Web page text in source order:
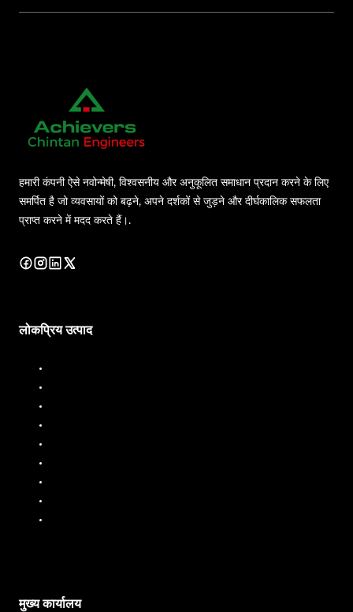
हमारी कंपनी ऐसे नवोन्मेषी, विश्वसनीय और अनुकूलित समाधान प्रदान करने के लिए
समर्पित है जो व्यवसायों को बढ़ने, अपने दर्शकों से जुड़ने और दीर्घकालिक सफलता
प्राप्त करने में मदद करते हैं।.
लोकप्रिय उत्पाद
मुख्य कार्यालय